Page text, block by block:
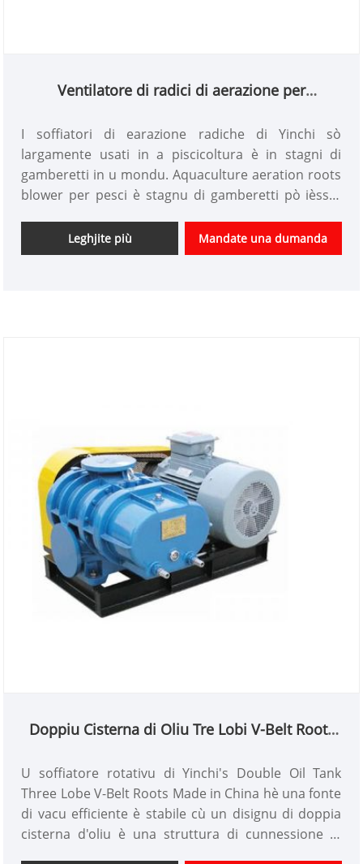
Ventilatore di radici di aerazione per
gamberetti
I soffiatori di earazione radiche di Yinchi sò
largamente usati in a piscicoltura è in stagni di
gamberetti in u mondu. Aquaculture aeration roots
blower per pesci è stagnu di gamberetti pò ièssiri
ossigenu di u corpu acqua da mandà aria in u corpu
acqua, furnisce l 'ossigenu necessariu da urganismi
Leghjite più Mandate una dumanda
Doppiu Cisterna di Oliu Tre Lobi V-Belt Roots
U soffiatore rotativu di Yinchi's Double Oil Tank
Three Lobe V-Belt Roots Made in China hè una fonte
di vacu efficiente è stabile cù un disignu di doppia
cisterna d'oliu è una struttura di cunnessione di